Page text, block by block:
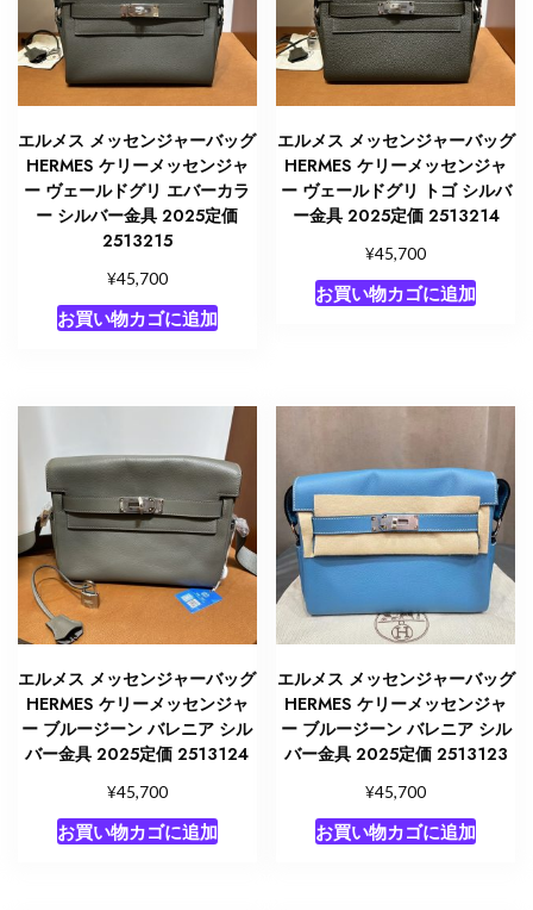
エルメス メッセンジャーバッグ
HERMES ケリーメッセンジャ
ー ヴェールドグリ エバーカラ
ー シルバー金具 2025定価
2513215
¥45,700
お買い物カゴに追加
エルメス メッセンジャーバッグ
HERMES ケリーメッセンジャ
ー ヴェールドグリ トゴ シルバ
ー金具 2025定価 2513214
¥45,700
お買い物カゴに追加
エルメス メッセンジャーバッグ
HERMES ケリーメッセンジャ
ー ブルージーン バレニア シル
バー金具 2025定価 2513124
¥45,700
お買い物カゴに追加
エルメス メッセンジャーバッグ
HERMES ケリーメッセンジャ
ー ブルージーン バレニア シル
バー金具 2025定価 2513123
¥45,700
お買い物カゴに追加